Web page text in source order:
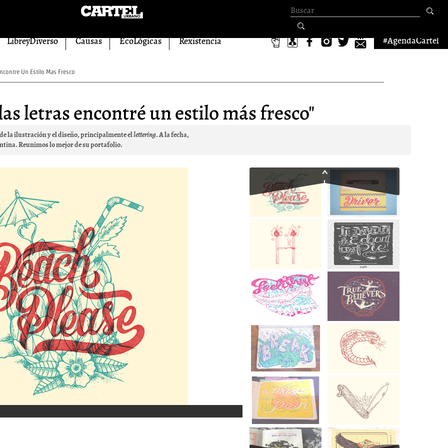
Formulario de
búsqueda
LibreyDiverso Causas EcoLógicas Rexistencia #AgendaCartel
Un Estilo Mas Fresco
letras encontré un estilo más fresco"
la ilustración y el diseño, principalmente ellettering. A la fecha,
Reunimos lo mejor de su portafolio.
1